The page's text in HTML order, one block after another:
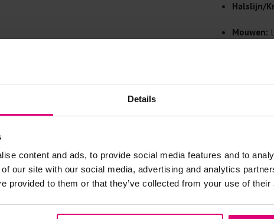
Details
content and ads, to provide social media features and to
our site with our social media, advertising and analytics
provided to them or that they’ve collected from your use of
Selecteer
voorkomt
Controleer
kledingstuk
Strijkijzer/
Halslijn/
Mouwen:
Details:
- 50%